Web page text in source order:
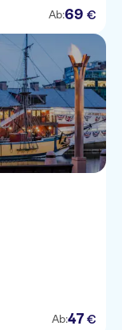
Ab:69 €
Ab:47 €